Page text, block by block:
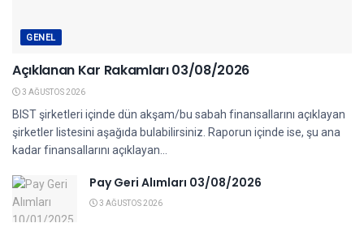
GENEL
Açıklanan Kar Rakamları 03/08/2026
3 AĞUSTOS 2026
BIST şirketleri içinde dün akşam/bu sabah finansallarını açıklayan
şirketler listesini aşağıda bulabilirsiniz. Raporun içinde ise, şu ana
kadar finansallarını açıklayan...
Pay Geri Alımları 03/08/2026
3 AĞUSTOS 2026